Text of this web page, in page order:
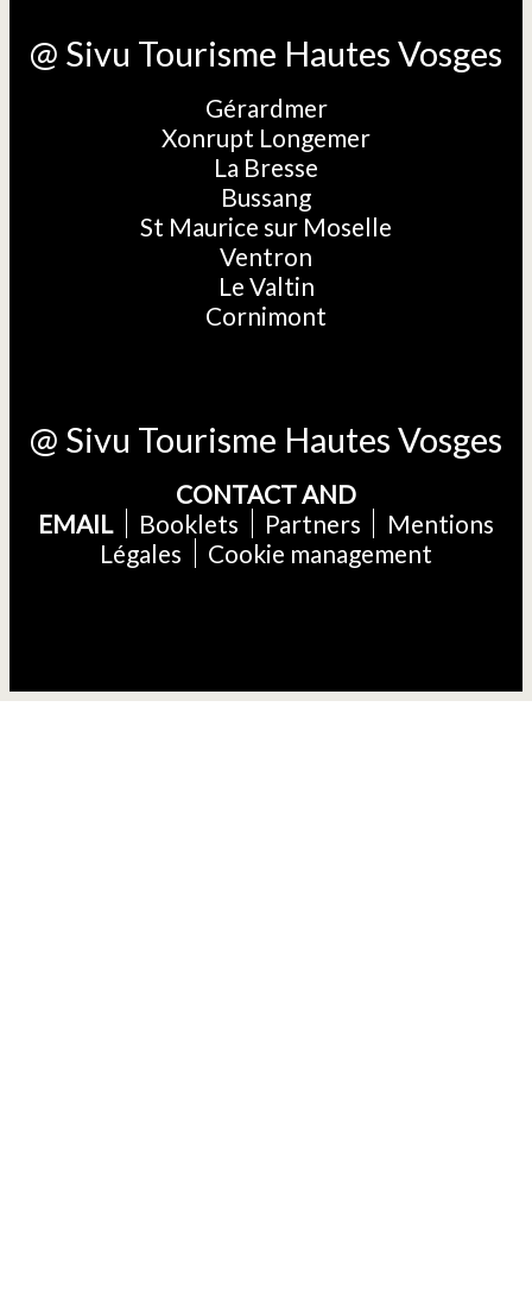
@ Sivu Tourisme Hautes Vosges
Gérardmer
Xonrupt Longemer
La Bresse
Bussang
St Maurice sur Moselle
Ventron
Le Valtin
Cornimont
@ Sivu Tourisme Hautes Vosges
CONTACT AND
EMAIL
Booklets Partners
Mentions
Légales
Cookie management